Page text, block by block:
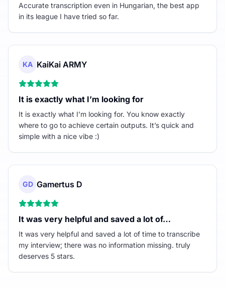
Accurate transcription even in Hungarian, the best app
in its league I have tried so far.
KA KaiKai ARMY
It is exactly what I’m looking for
It is exactly what I’m looking for. You know exactly
where to go to achieve certain outputs. It’s quick and
simple with a nice vibe :)
GD Gamertus D
It was very helpful and saved a lot of…
It was very helpful and saved a lot of time to transcribe
my interview; there was no information missing. truly
deserves 5 stars.